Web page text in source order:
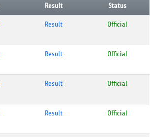
Result
Status
Result Official
Result Official
Result Official
Result Official